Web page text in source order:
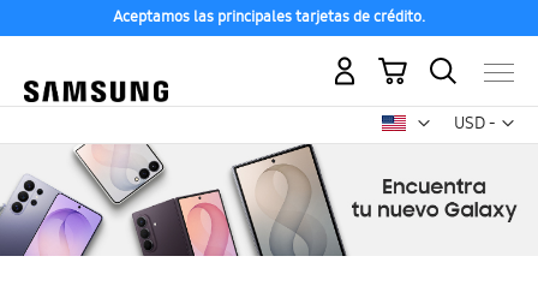
Aceptamos las principales tarjetas de crédito.
USD -
dólar
Mi carrito